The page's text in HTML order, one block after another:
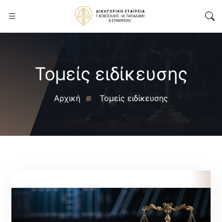
Τομείς ειδίκευσης
Αρχική Τομείς ειδίκευσης